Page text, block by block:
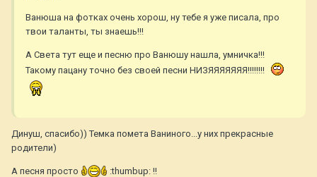
Ванюша на фотках очень хорош, ну тебе я уже писала, про
твои таланты, ты знаешь!!!
А Света тут еще и песню про Ванюшу нашла, умничка!!!
Такому пацану точно без своей песни НИЗЯЯЯЯЯЯЯ!!!!!!!!
Динуш, спасибо)) Темка помета Ваниного...у них прекрасные
родители)
А песня просто :thumbup: !!